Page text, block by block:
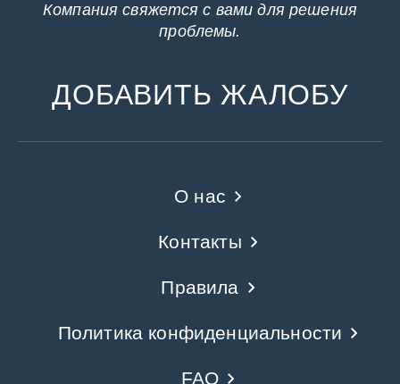
Компания свяжется с вами для решения
проблемы.
ДОБАВИТЬ ЖАЛОБУ
О нас
Контакты
Правила
Политика конфиденциальности
FAQ